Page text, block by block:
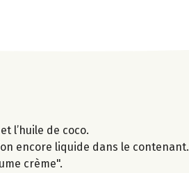
l’huile de coco.
encore liquide dans le contenant.
crème".